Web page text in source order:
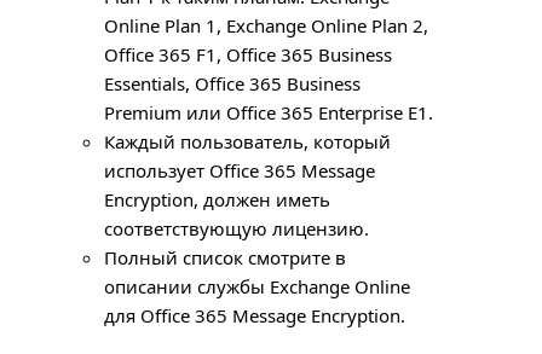
Online Plan 1, Exchange Online Plan 2,
Office 365 F1, Office 365 Business
Essentials, Office 365 Business
Premium или Office 365 Enterprise E1.
Каждый пользователь, который
использует Office 365 Message
Encryption, должен иметь
соответствующую лицензию.
Полный список смотрите в
описании службы Exchange Online
для Office 365 Message Encryption.